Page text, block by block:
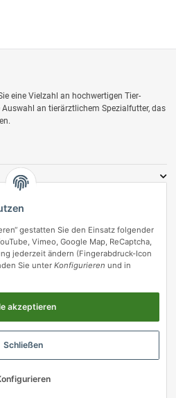
eine Vielzahl an hochwertigen Tier-
an tierärztlichem Spezialfutter, das
• Powered by
gestatten Sie den Einsatz folgender
Vimeo, Google Map, ReCaptcha,
jederzeit ändern (Fingerabdruck-Icon
Sie unter Konfigurieren und in
akzeptieren
Schließen